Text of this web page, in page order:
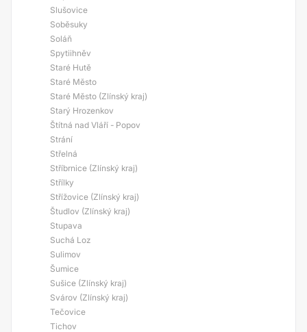
Slušovice
Soběsuky
Soláň
Spytiihněv
Staré Hutě
Staré Město
Staré Město (Zlínský kraj)
Starý Hrozenkov
Štítná nad Vláří - Popov
Strání
Střelná
Stříbrnice (Zlínský kraj)
Střílky
Střížovice (Zlínský kraj)
Študlov (Zlínský kraj)
Stupava
Suchá Loz
Sulimov
Šumice
Sušice (Zlínský kraj)
Svárov (Zlínský kraj)
Tečovice
Tichov